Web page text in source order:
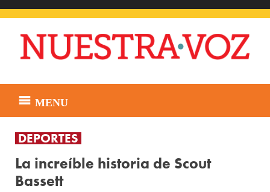
content
MENU
DEPORTES
La increíble historia de Scout
Bassett